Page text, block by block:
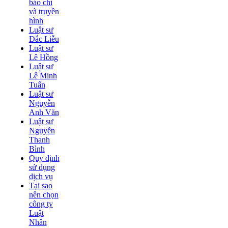
báo chí
và truyền
hình
Luật sư
Đắc Liễu
Luật sư
Lê Hồng
Luật sư
Lê Minh
Tuấn
Luật sư
Nguyễn
Anh Văn
Luật sư
Nguyễn
Thanh
Bình
Quy định
sử dụng
dịch vụ
Tại sao
nên chọn
công ty
Luật
Nhân